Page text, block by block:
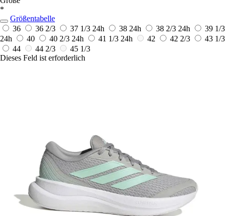
*
Größentabelle
36
36 2/3 37 1/3 24h 38 24h 38 2/3 24h
39 1/3
24h
40 40 2/3 24h 41 1/3 24h 42 42 2/3
43 1/3
44
44 2/3
45 1/3
Dieses Feld ist erforderlich